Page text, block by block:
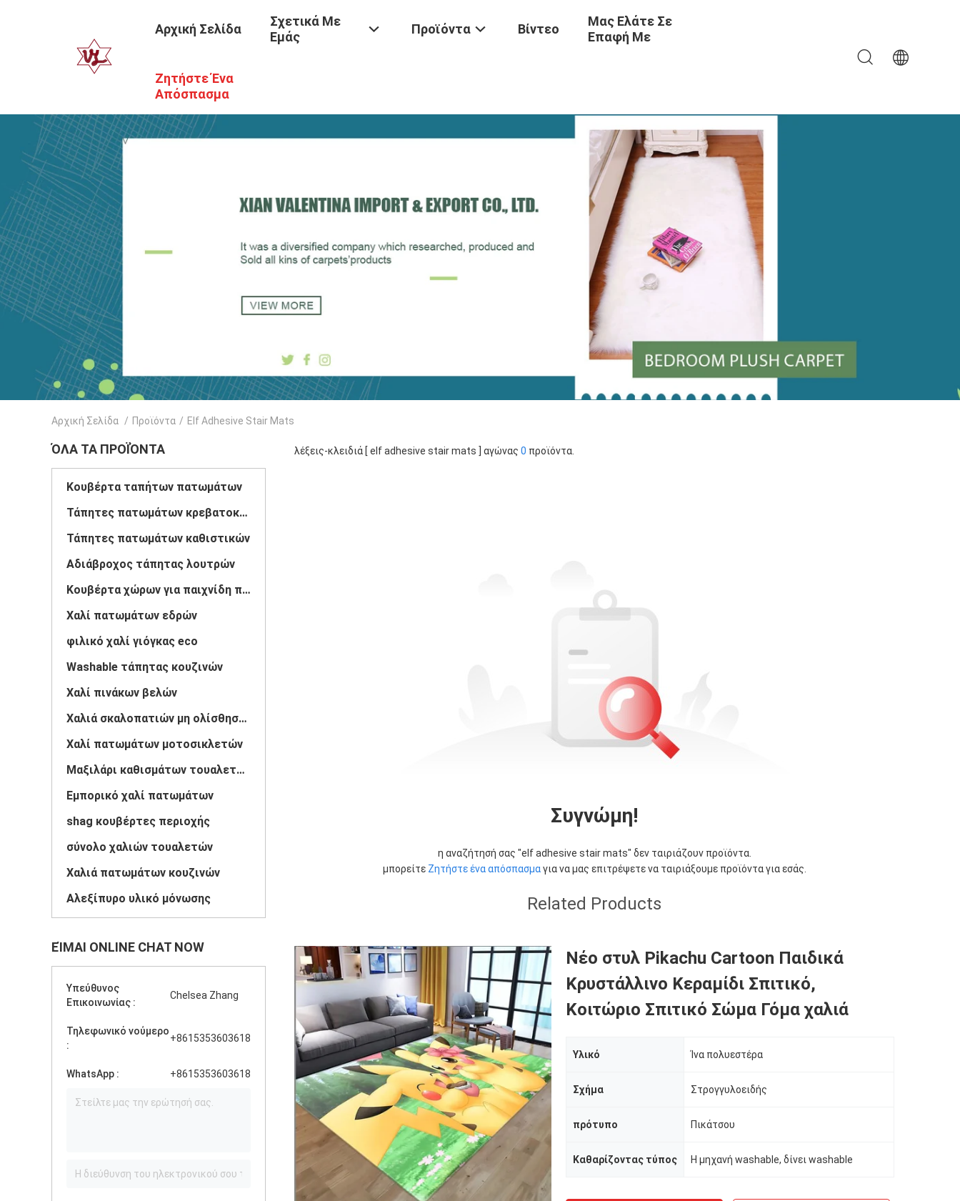
Αρχική Σελίδα
Σχετικά Με
Εμάς
Προϊόντα Βίντεο
Μας Ελάτε Σε
Επαφή Με
Ζητήστε Ένα
Απόσπασμα
Αρχική Σελίδα / Προϊόντα / Elf Adhesive Stair Mats
ΌΛΑ ΤΑ ΠΡΟΪΌΝΤΑ
Κουβέρτα ταπήτων πατωμάτων
Τάπητες πατωμάτων κρεβατοκάμαρων
Τάπητες πατωμάτων καθιστικών
Αδιάβροχος τάπητας λουτρών
Κουβέρτα χώρων για παιχνίδη παιδιών
Χαλί πατωμάτων εδρών
φιλικό χαλί γιόγκας eco
Washable τάπητας κουζινών
Χαλί πινάκων βελών
Χαλιά σκαλοπατιών μη ολίσθησης
Χαλί πατωμάτων μοτοσικλετών
Μαξιλάρι καθισμάτων τουαλετών
Εμπορικό χαλί πατωμάτων
shag κουβέρτες περιοχής
σύνολο χαλιών τουαλετών
Χαλιά πατωμάτων κουζινών
Αλεξίπυρο υλικό μόνωσης
ΕΊΜΑΙ ONLINE CHAT NOW
Υπεύθυνος
Επικοινωνίας :
Chelsea Zhang
Τηλεφωνικό νούμερο
:
+8615353603618
WhatsApp : +8615353603618
λέξεις-κλειδιά [ elf adhesive stair mats ] αγώνας 0 προϊόντα.
Συγνώμη!
η αναζήτησή σας "elf adhesive stair mats" δεν ταιριάζουν προϊόντα.
μπορείτε Ζητήστε ένα απόσπασμαγια να μας επιτρέψετε να ταιριάξουμε προϊόντα για εσάς.
Related Products
Νέο στυλ Pikachu Cartoon Παιδικά
Κρυστάλλινο Κεραμίδι Σπιτικό,
Κοιτώριο Σπιτικό Σώμα Γόμα χαλιά
Υλικό Ίνα πολυεστέρα
Σχήμα Στρογγυλοειδής
πρότυπο Πικάτσου
Καθαρίζοντας τύπος Η μηχανή washable, δίνει washable